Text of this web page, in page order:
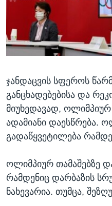
ᲡᲢᲣᲓᲘᲐ ᲕᲐᲨᲘᲜᲒᲢᲝᲜᲘ
ᲔᲙᲝᲜᲝᲛᲘᲙᲐ
ᲯᲐᲜᲛᲠᲗᲔᲚᲝᲑᲐ
ᲛᲔᲪᲜᲘᲔᲠᲔᲑᲐ
ᲙᲣᲚᲢᲣᲠᲐ
ᲒᲐᲚᲘᲚᲔᲝ
ᲓᲔᲖᲘᲜᲤᲝᲠᲛᲐᲪᲘᲐ
Learning English
ᲗᲕᲐᲚᲘ ᲒᲕᲐᲓᲔᲕᲜᲔᲗ
ენები
ჯანდაცვის სფეროს
განცხადებებისა და
მიუხედავად,
ადამიანი დაესწრება.
გადაწყვეტილება
ოლიმპიურ თამაშებზე
რამდენიც დარბაზის
ნახევარია. თუმცა,